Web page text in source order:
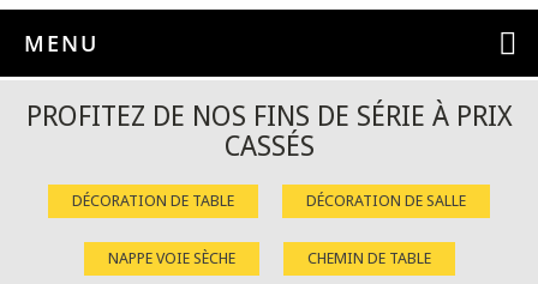
MENU
PROFITEZ DE NOS FINS DE SÉRIE À PRIX
CASSÉS
DÉCORATION DE TABLE DÉCORATION DE SALLE
NAPPE VOIE SÈCHE CHEMIN DE TABLE